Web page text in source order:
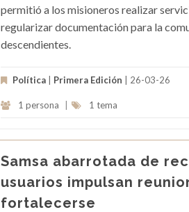
permitió a los misioneros realizar
regularizar documentación para la
descendientes.
Política Primera Edición | 26-03-26
1 persona 1 tema
Samsa abarrotada de
usuarios impulsan
fortalecerse